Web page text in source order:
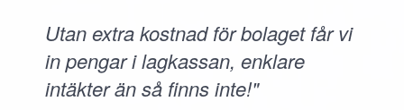
Utan extra kostnad för bolaget får vi
in pengar i lagkassan, enklare
intäkter än så finns inte!"